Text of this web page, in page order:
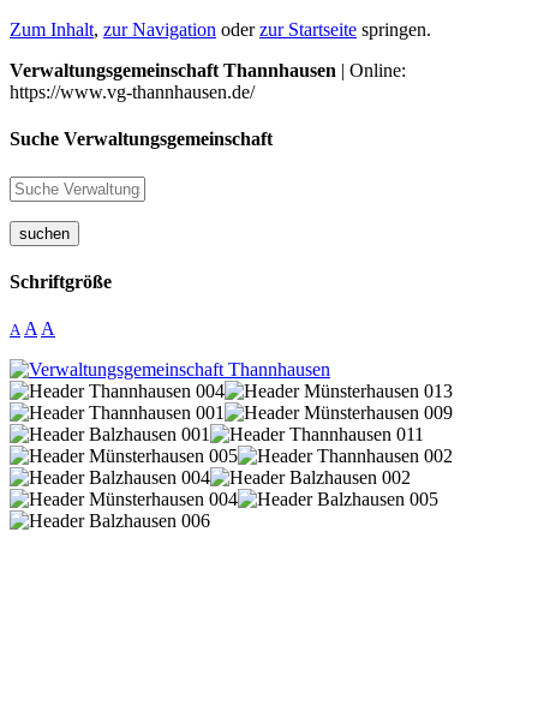
Zum Inhalt, zur Navigation oderzur Startseite springen.
Verwaltungsgemeinschaft Thannhausen | Online:
https://www.vg-thannhausen.de/
Suche Verwaltungsgemeinschaft
suchen
Schriftgröße
A A A